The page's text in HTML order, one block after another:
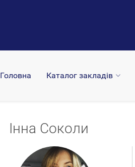
Головна Каталог закладів
Інна Соколи